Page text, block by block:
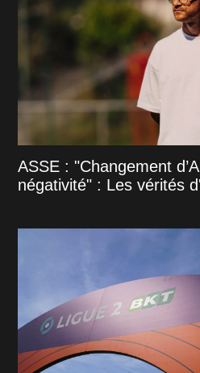
ASSE : "Changement
négativité" : Les vérités